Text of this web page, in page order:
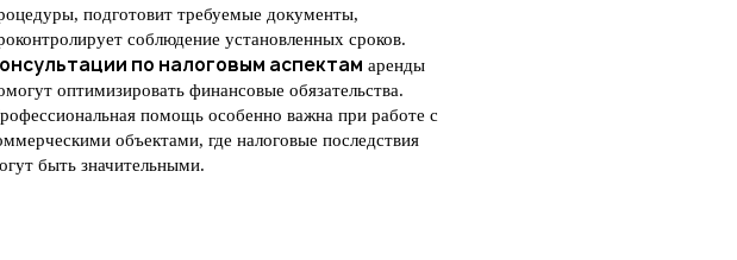
подготовит требуемые документы,
соблюдение установленных сроков.
по налоговым аспектам аренды
оптимизировать финансовые обязательства.
помощь особенно важна при работе с
объектами, где налоговые последствия
быть значительными.